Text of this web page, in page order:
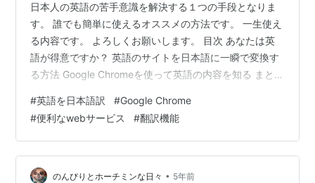
日本人の英語の苦手意識を解決する１つの手段となりま
す。 誰でも簡単に使えるオススメの方法です。 一生使え
る内容です。 よろしくお願いします。 目次 あなたは英
語が得意ですか？ 英語のサイトを日本語に一瞬で変換す
る方法 Google Chromeを使って英語の内容を知る まとめ
情報発信をしているまぁです。 今回は、英語についてお
伝えします。 あなたは英語が得意ですか？ あなたは英語
を読めますか？ 僕は得意ではありません。 得意でない理
由は、普段、英語を使っていないからです。 今回は、日
本人の英語の苦手意識を減らす方法を紹介します。 英語
#英語を日本語訳 #Google Chrome
#便利なwebサービス #翻訳機能
のんびりとホーチミンな日々 • 5年前